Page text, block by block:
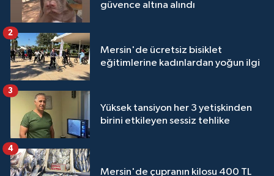
güvence altına alındı
Mersin'de ücretsiz bisiklet
eğitimlerine kadınlardan yoğun ilgi
2
Yüksek tansiyon her 3 yetişkinden
birini etkileyen sessiz tehlike
3
Mersin'de çupranın kilosu 400 TL
4